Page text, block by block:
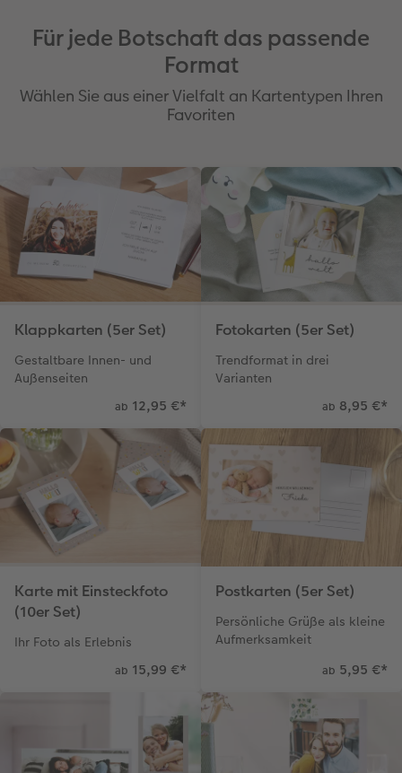
Für jede Botschaft das passende
Format
Wählen Sie aus einer Vielfalt an Kartentypen Ihren
Favoriten
Klappkarten (5er Set)
Gestaltbare Innen- und
Außenseiten
ab 12,95 €*
Fotokarten (5er Set)
Trendformat in drei
Varianten
ab 8,95 €*
Karte mit Einsteckfoto
(10er Set)
Ihr Foto als Erlebnis
ab 15,99 €*
Postkarten (5er Set)
Persönliche Grüße als kleine
Aufmerksamkeit
ab 5,95 €*